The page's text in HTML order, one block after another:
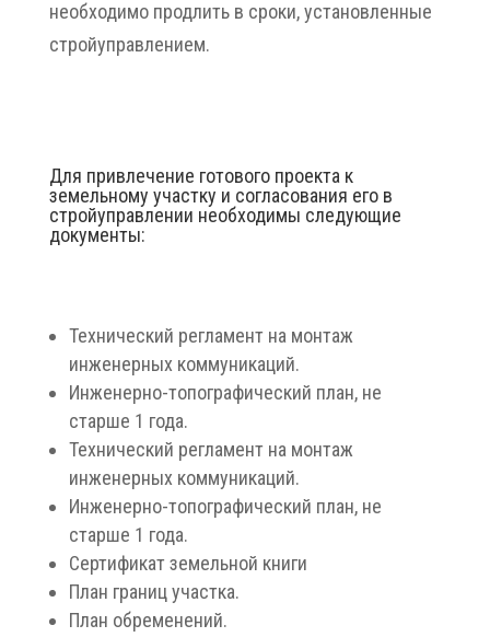
необходимо продлить в сроки, установленные
стройуправлением.
Для привлечение готового проекта к
земельному участку и согласования его в
стройуправлении необходимы следующие
документы:
Технический регламент на монтаж
инженерных коммуникаций.
Инженерно-топографический план, не
старше 1 года.
Технический регламент на монтаж
инженерных коммуникаций.
Инженерно-топографический план, не
старше 1 года.
Сертификат земельной книги
План границ участка.
План обременений.